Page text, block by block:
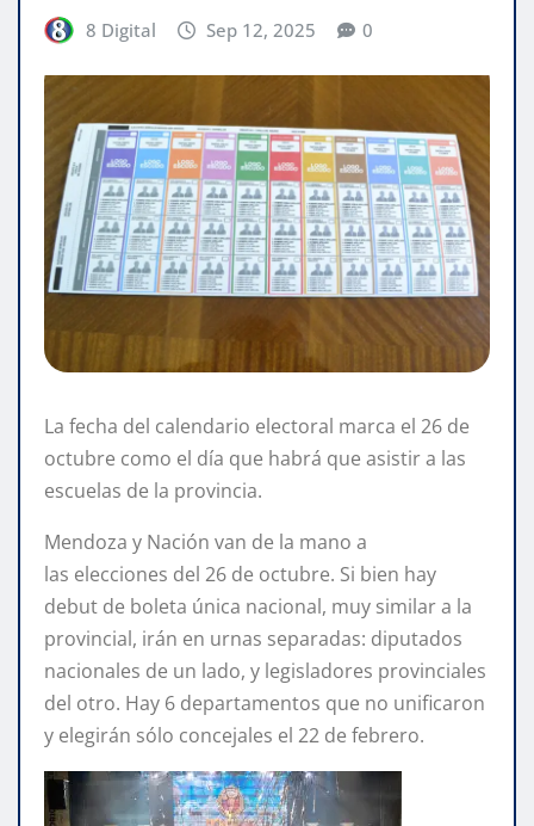
8 Digital Sep 12, 2025 0
La fecha del calendario electoral marca el 26 de
octubre como el día que habrá que asistir a las
escuelas de la provincia.
Mendoza y Nación van de la mano a
las elecciones del 26 de octubre. Si bien hay
debut de boleta única nacional, muy similar a la
provincial, irán en urnas separadas: diputados
nacionales de un lado, y legisladores provinciales
del otro. Hay 6 departamentos que no unificaron
y elegirán sólo concejales el 22 de febrero.